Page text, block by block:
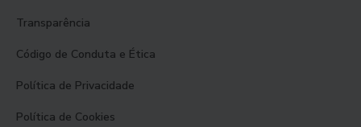
Transparência
Código de Conduta e Ética
Política de Privacidade
Política de Cookies